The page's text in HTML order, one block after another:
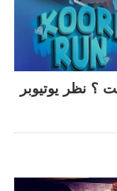
؟ نظر یوتیوبر